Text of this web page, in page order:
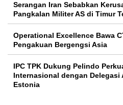
Serangan Iran Sebabkan
Pangkalan Militer AS di Timur
Operational Excellence Bawa
Pengakuan Bergengsi Asia
IPC TPK Dukung Pelindo
Internasional dengan Delegasi
Estonia